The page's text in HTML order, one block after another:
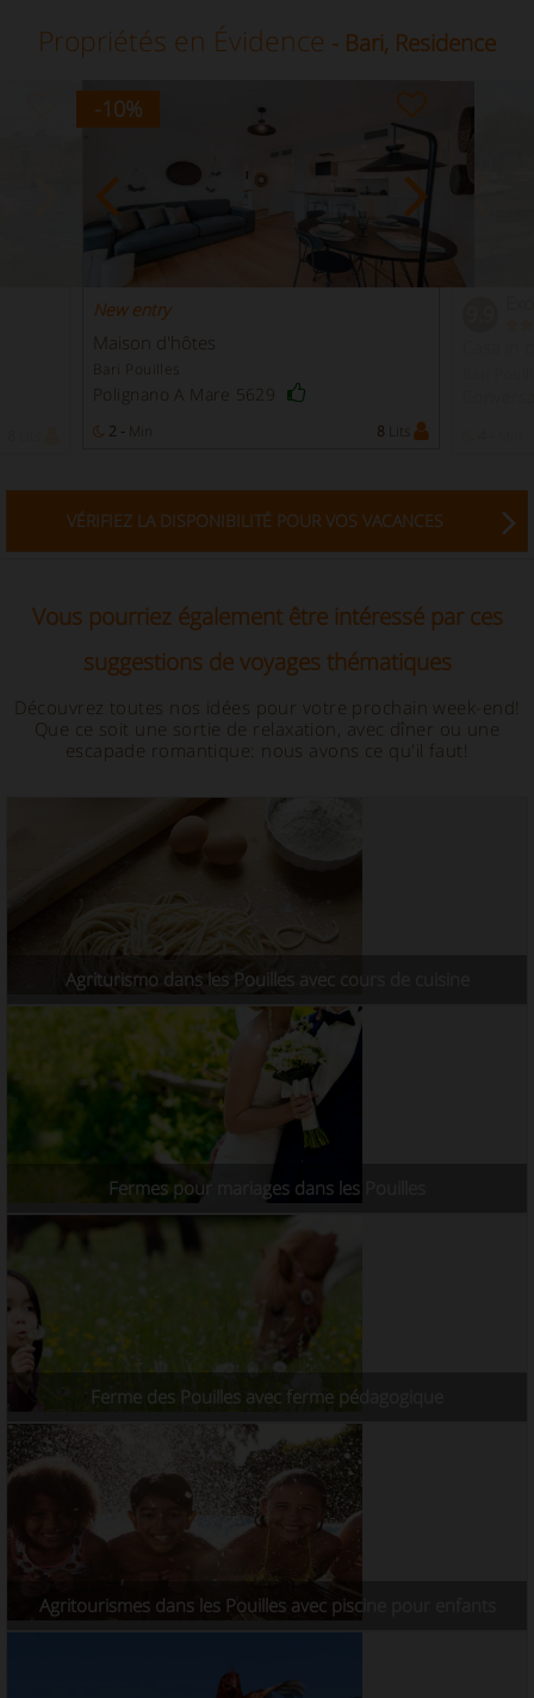
Propriétés en Évidence - Bari, Residence
-10%
New entry
Maison d'hôtes
Bari Pouilles
Polignano A Mare 5629
2 - Min 8 Lits
VÉRIFIEZ LA DISPONIBILITÉ POUR VOS VACANCES
Vous pourriez également être intéressé par ces
suggestions de voyages thématiques
Découvrez toutes nos idées pour votre prochain week-end!
Que ce soit une sortie de relaxation, avec dîner ou une
escapade romantique: nous avons ce qu'il faut!
Agriturismo dans les Pouilles avec cours de cuisine
Fermes pour mariages dans les Pouilles
Ferme des Pouilles avec ferme pédagogique
Agritourismes dans les Pouilles avec piscine pour enfants